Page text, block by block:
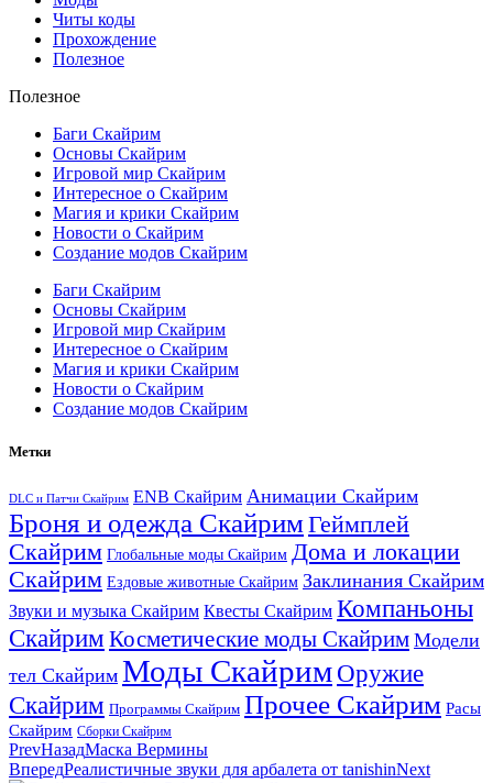
Читы коды
Прохождение
Полезное
Полезное
Баги Скайрим
Основы Скайрим
Игровой мир Скайрим
Интересное о Скайрим
Магия и крики Скайрим
Новости о Скайрим
Создание модов Скайрим
Баги Скайрим
Основы Скайрим
Игровой мир Скайрим
Интересное о Скайрим
Магия и крики Скайрим
Новости о Скайрим
Создание модов Скайрим
Метки
DLC и Патчи Скайрим ENB Скайрим Анимации Скайрим
Броня и одежда СкайримГеймплей
Скайрим Глобальные моды Скайрим Дома и локации
Скайрим Ездовые животные Скайрим Заклинания Скайрим
Звуки и музыка Скайрим Квесты Скайрим Компаньоны
Скайрим Косметические моды Скайрим Модели
тел Скайрим Моды Скайрим Оружие
Скайрим Программы Скайрим Прочее Скайрим Расы
Скайрим Сборки Скайрим
PrevНазадМаска Вермины
ВпередРеалистичные звуки для арбалета от tanishinNext